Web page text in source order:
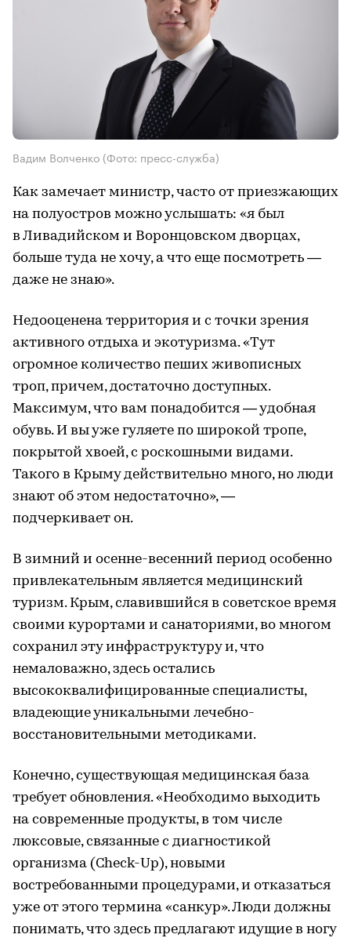
Вадим Волченко (Фото: пресс-служба)
Как замечает министр, часто от приезжающих
на полуостров можно услышать: «я был
в Ливадийском и Воронцовском дворцах,
больше туда не хочу, а что еще посмотреть —
даже не знаю».
Недооценена территория и с точки зрения
активного отдыха и экотуризма. «Тут
огромное количество пеших живописных
троп, причем, достаточно доступных.
Максимум, что вам понадобится — удобная
обувь. И вы уже гуляете по широкой тропе,
покрытой хвоей, с роскошными видами.
Такого в Крыму действительно много, но люди
знают об этом недостаточно», —
подчеркивает он.
В зимний и осенне-весенний период особенно
привлекательным является медицинский
туризм. Крым, славившийся в советское время
своими курортами и санаториями, во многом
сохранил эту инфраструктуру и, что
немаловажно, здесь остались
высококвалифицированные специалисты,
владеющие уникальными лечебно-
восстановительными методиками.
Конечно, существующая медицинская база
требует обновления. «Необходимо выходить
на современные продукты, в том числе
люксовые, связанные с диагностикой
организма (Check-Up), новыми
востребованными процедурами, и отказаться
уже от этого термина «санкур». Люди должны
понимать, что здесь предлагают идущие в ногу